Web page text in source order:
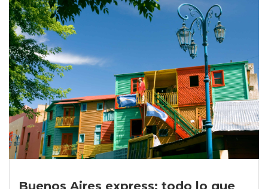
Buenos Aires express: todo lo que